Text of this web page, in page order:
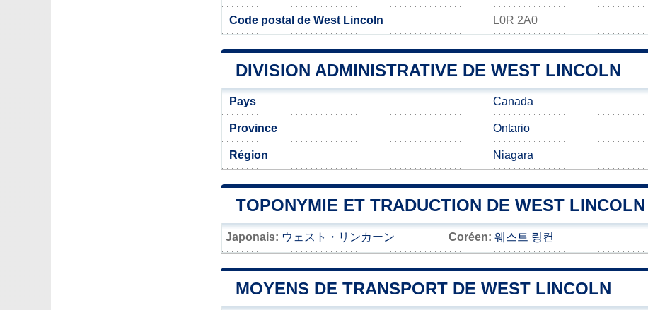
Code postal de West Lincoln L0R 2A0
DIVISION ADMINISTRATIVE DE WEST LINCOLN
Pays Canada
Province Ontario
Région Niagara
TOPONYMIE ET TRADUCTION DE WEST LINCOLN
Japonais: ウェスト・リンカーン Coréen: 웨스트 링컨
MOYENS DE TRANSPORT DE WEST LINCOLN